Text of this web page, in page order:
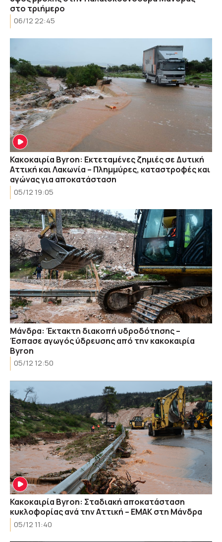
στο τριήμερο
06/12 22:45
Κακοκαιρία Byron: Εκτεταμένες ζημιές σε Δυτική
Αττική και Λακωνία – Πλημμύρες, καταστροφές και
αγώνας για αποκατάσταση
05/12 19:05
Mάνδρα: Έκτακτη διακοπή υδροδότησης –
Έσπασε αγωγός ύδρευσης από την κακοκαιρία
Byron
05/12 12:50
Κακοκαιρία Byron: Σταδιακή αποκατάσταση
κυκλοφορίας ανά την Αττική – ΕΜΑΚ στη Μάνδρα
05/12 11:40